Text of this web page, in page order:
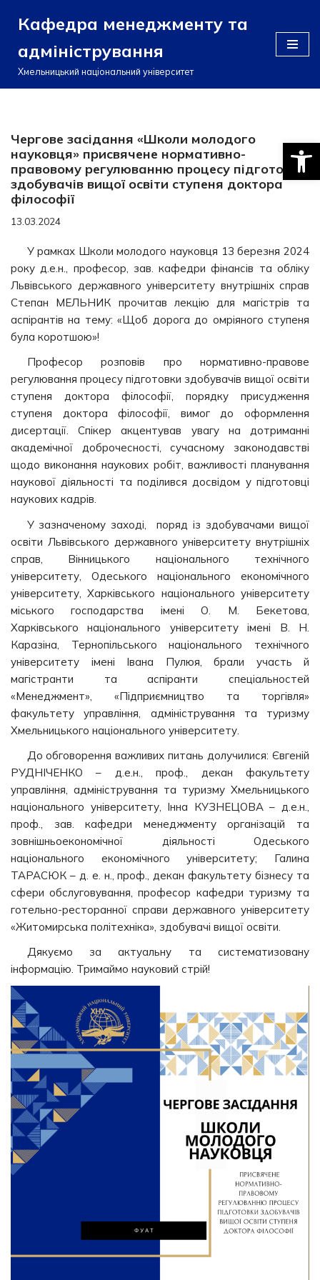
Перейти
до
вмісту
Кафедра менеджменту та
адміністрування
Хмельницький національний університет
Чергове засідання «Школи молодого
науковця» присвячене нормативно-
правовому регулюванню процесу підготовки
здобувачів вищої освіти ступеня доктора
філософії
13.03.2024
У рамках Школи молодого науковця 13 березня 2024
року д.е.н., професор, зав. кафедри фінансів та обліку
Львівського державного університету внутрішніх справ
Степан МЕЛЬНИК прочитав лекцію для магістрів та
аспірантів на тему: «Щоб дорога до омріяного ступеня
була коротшою»!
Професор розповів про нормативно-правове
регулювання процесу підготовки здобувачів вищої освіти
ступеня доктора філософії, порядку присудження
ступеня доктора філософії, вимог до оформлення
дисертації. Спікер акцентував увагу на дотриманні
академічної доброчесності, сучасному законодавстві
щодо виконання наукових робіт, важливості планування
наукової діяльності та поділився досвідом у підготовці
наукових кадрів.
У зазначеному заході, поряд із здобувачами вищої
освіти Львівського державного університету внутрішніх
справ, Вінницького національного технічного
університету, Одеського національного економічного
університету, Харківського національного університету
міського господарства імені О. М. Бекетова,
Харківського національного університету імені В. Н.
Каразіна, Тернопільського національного технічного
університету імені Івана Пулюя, брали участь й
магістранти та аспіранти спеціальностей
«Менеджмент», «Підприємництво та торгівля»
факультету управління, адміністрування та туризму
Хмельницького національного університету.
До обговорення важливих питань долучилися: Євгеній
РУДНІЧЕНКО – д.е.н., проф., декан факультету
управління, адміністрування та туризму Хмельницького
національного університету, Інна КУЗНЕЦОВА – д.е.н.,
проф., зав. кафедри менеджменту організацій та
зовнішньоекономічної діяльності Одеського
національного економічного університету; Галина
ТАРАСЮК – д. е. н., проф., декан факультету бізнесу та
сфери обслуговування, професор кафедри туризму та
готельно-ресторанної справи державного університету
«Житомирська політехніка», здобувачі вищої освіти.
Дякуємо за актуальну та систематизовану
інформацію. Тримаймо науковий стрій!